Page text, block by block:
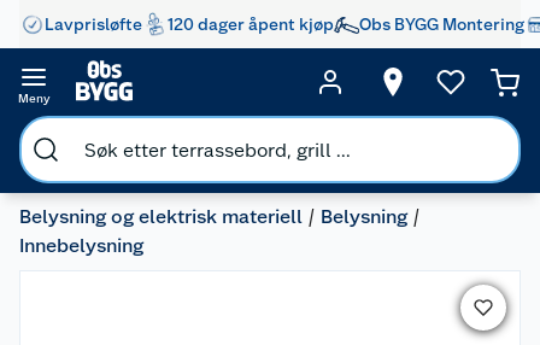
Lavprisløfte 120 dager åpent kjøp Obs BYGG Montering
Meny
Belysning og elektrisk materiell
Belysning
Innebelysning